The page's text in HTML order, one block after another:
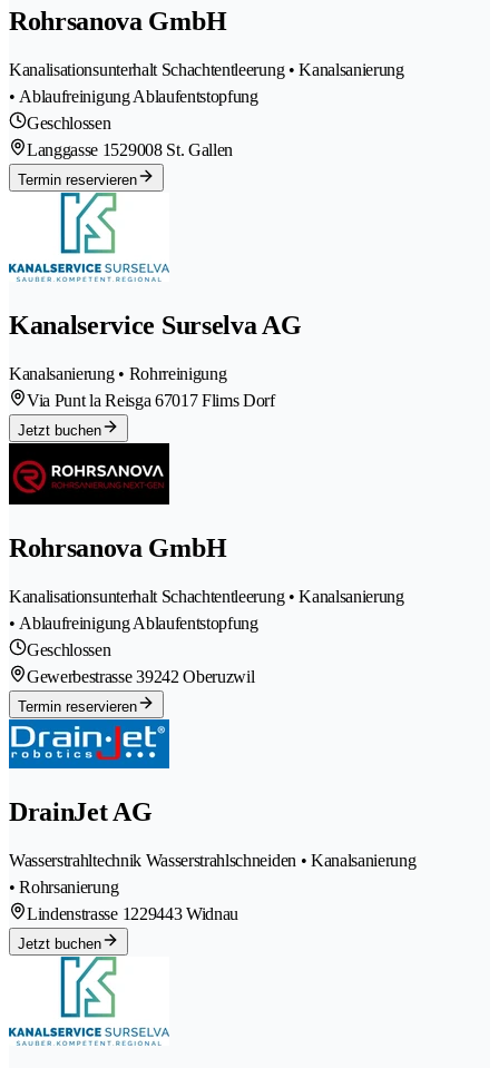
Rohrsanova GmbH
Kanalisationsunterhalt Schachtentleerung • Kanalsanierung
• Ablaufreinigung Ablaufentstopfung
Geschlossen
Langgasse 1529008 St. Gallen
Termin reservieren
Kanalservice Surselva AG
Kanalsanierung • Rohrreinigung
Via Punt la Reisga 67017 Flims Dorf
Jetzt buchen
Rohrsanova GmbH
Kanalisationsunterhalt Schachtentleerung • Kanalsanierung
• Ablaufreinigung Ablaufentstopfung
Geschlossen
Gewerbestrasse 39242 Oberuzwil
Termin reservieren
DrainJet AG
Wasserstrahltechnik Wasserstrahlschneiden • Kanalsanierung
• Rohrsanierung
Lindenstrasse 1229443 Widnau
Jetzt buchen